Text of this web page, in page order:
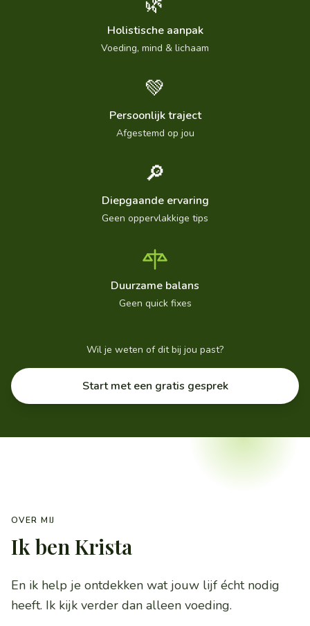
Holistische aanpak
Voeding, mind & lichaam
💚
Persoonlijk traject
Afgestemd op jou
🔎
Diepgaande ervaring
Geen oppervlakkige tips
Duurzame balans
Geen quick fixes
Wil je weten of dit bij jou past?
Start met een gratis gesprek
OVER MIJ
Ik ben Krista
En ik help je ontdekken wat jouw lijf écht nodig
heeft. Ik kijk verder dan alleen voeding.